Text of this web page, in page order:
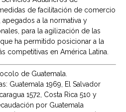
de facilitación de comercio
a la normativa y
para la agilización de las
ha permitido posicionar a la
competitivas en América Latina.
de Guatemala.
Guatemala 1969, El Salvador
1572, Costa Rica 510 y
por Guatemala